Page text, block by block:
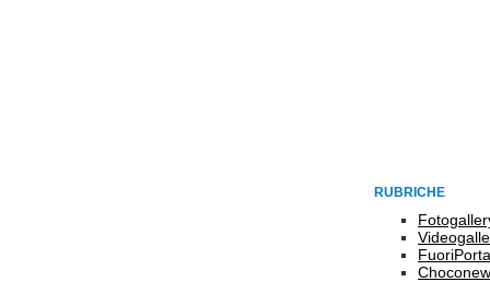
RUBRICHE
FuoriPorta